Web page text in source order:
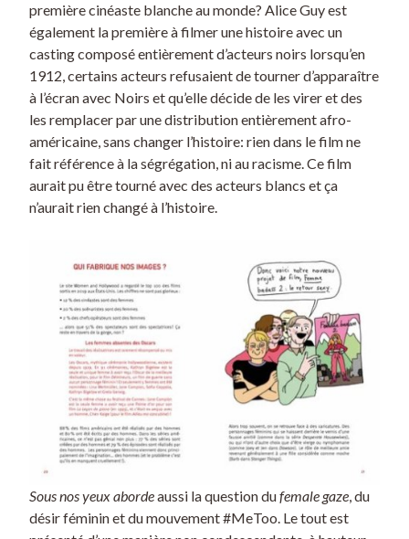
première cinéaste blanche au monde? Alice Guy est
également la première à filmer une histoire avec un
casting composé entièrement d’acteurs noirs lorsqu’en
1912, certains acteurs refusaient de tourner d’apparaître
à l’écran avec Noirs et qu’elle décide de les virer et des
les remplacer par une distribution entièrement afro-
américaine, sans changer l’histoire: rien dans le film ne
fait référence à la ségrégation, ni au racisme. Ce film
aurait pu être tourné avec des acteurs blancs et ça
n’aurait rien changé à l’histoire.
Sous nos yeux abordeaussi la question dufemale gaze, du
désir féminin et du mouvement #MeToo. Le tout est